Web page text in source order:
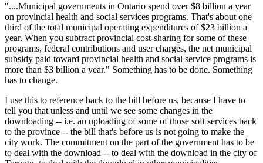
"....Municipal governments in Ontario spend over $8 billion a year
on provincial health and social services programs. That's about one
third of the total municipal operating expenditures of $23 billion a
year. When you subtract provincial cost-sharing for some of these
programs, federal contributions and user charges, the net municipal
subsidy paid toward provincial health and social service programs is
more than $3 billion a year." Something has to be done. Something
has to change.
I use this to reference back to the bill before us, because I have to
tell you that unless and until we see some changes in the
downloading -- i.e. an uploading of some of those soft services back
to the province -- the bill that's before us is not going to make the
city work. The commitment on the part of the government has to be
to deal with the download -- to deal with the download in the city of